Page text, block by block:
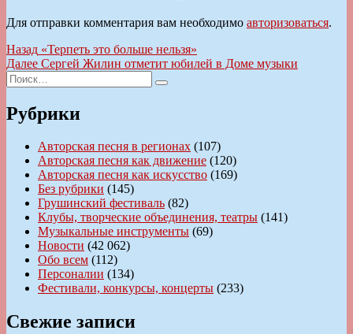
Для отправки комментария вам необходимо авторизоваться.
Навигация
по
записям
Назад Предыдущая
запись:
«Терпеть это больше нельзя»
Далее Следующая
Сергей Жилин отметит юбилей в Доме музыки
Искать:
Поиск
Рубрики
Авторская песня в регионах (107)
Авторская песня как движение (120)
Авторская песня как искусство (169)
Без рубрики (145)
Грушинский фестиваль (82)
Клубы, творческие объединения, театры (141)
Музыкальные инструменты (69)
Новости (42 062)
Обо всем (112)
Персоналии (134)
Фестивали, конкурсы, концерты (233)
Свежие записи